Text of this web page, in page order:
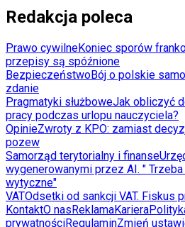
Redakcja poleca
Prawo cywilneKoniec sporów
przepisy są spóźnione
BezpieczeństwoBój o polskie
zdanie
Pragmatyki służboweJak obliczyć
pracy podczas urlopu nauczyciela?
OpinieZwroty z KPO: zamiast
pozew
Samorząd terytorialny i finanse
wygenerowanymi przez AI. "
wytyczne"
VATOdsetki od sankcji VAT. Fiskus
KontaktO nasReklamaKariera
prywatnościRegulaminZmień